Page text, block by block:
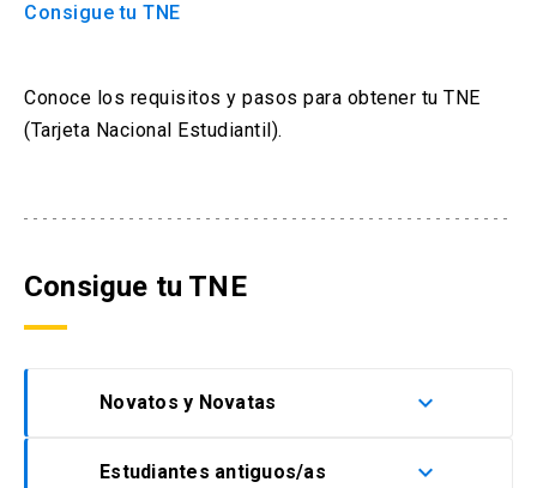
Conoce los requisitos y pasos para obtener tu TNE
(Tarjeta Nacional Estudiantil).
Consigue tu TNE
Consigue tu TNE
Novatos y Novatas keyboard_arrow_down
Novatos y novatas que
Estudiantes antiguos/as keyboard_arrow_down